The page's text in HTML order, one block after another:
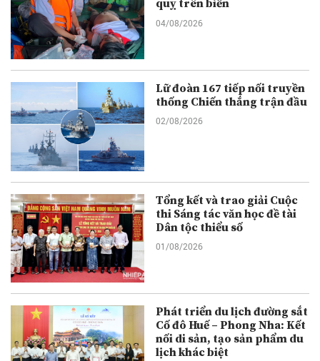
quỵ trên biển
04/08/2026
Lữ đoàn 167 tiếp nối truyền
thống Chiến thắng trận đầu
02/08/2026
Tổng kết và trao giải Cuộc
thi Sáng tác văn học đề tài
Dân tộc thiểu số
01/08/2026
Phát triển du lịch đường sắt
Cố đô Huế – Phong Nha: Kết
nối di sản, tạo sản phẩm du
lịch khác biệt